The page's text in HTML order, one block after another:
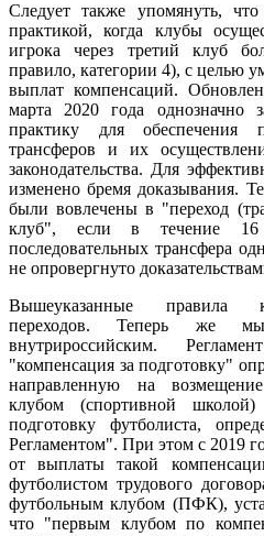
Следует также упомянуть,
практикой, когда клубы
игрока через третий клуб
правило, категории 4), с целью
выплат компенсаций.
марта 2020 года однозначно
практику для обеспечения
трансферов и их
законодательства. Для
изменено бремя доказывания.
были вовлечены в "переход
клуб", если в течение 16
последовательных трансфера
не опровергнуто
Вышеуказанные правила
переходов. Теперь же
внутрироссийским.
"компенсация за подготовку"
направленную на
клубом (спортивной
подготовку футболиста,
Регламентом". При этом с 2019
от выплаты такой
футболистом трудового
футбольным клубом (ПФК),
что "первым клубом по